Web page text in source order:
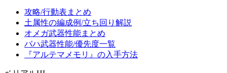
攻略/行動表まとめ
土属性の編成例/立ち回り解説
オメガ武器性能まとめ
バハ武器性能/優先度一覧
『アルテマメモリ』の入手方法